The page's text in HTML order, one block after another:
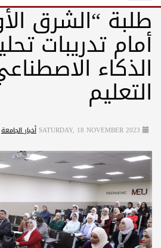
طلبة “الشرق
أمام تدريبات
الذكاء
التعليم
SATURDAY, 18 NOVEMBER 2023 أخبار الجامعة